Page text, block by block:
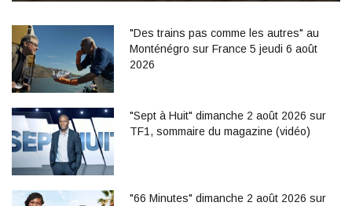
"Des trains pas comme les autres" au
Monténégro sur France 5 jeudi 6 août
2026
"Sept à Huit" dimanche 2 août 2026 sur
TF1, sommaire du magazine (vidéo)
"66 Minutes" dimanche 2 août 2026 sur